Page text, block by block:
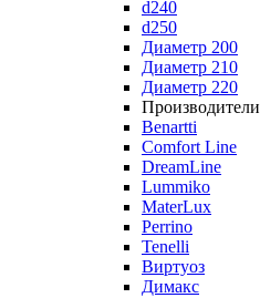
d240
d250
Диаметр 200
Диаметр 210
Диаметр 220
Производители
Benartti
Comfort Line
DreamLine
Lummiko
MaterLux
Perrino
Tenelli
Виртуоз
Димакс